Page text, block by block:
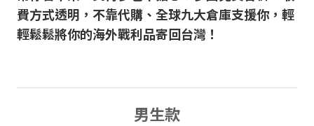
費方式透明，不靠代購、全球九大倉庫支援你，輕
輕鬆鬆將你的海外戰利品寄回台灣！
男生款